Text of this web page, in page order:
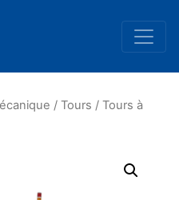
/Tours / Tours à